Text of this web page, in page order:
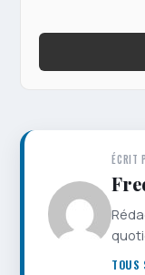
ÉCRIT
TOUS